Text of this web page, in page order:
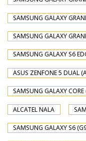
SAMSUNG GALAXY
SAMSUNG GALAXY
SAMSUNG GALAXY S6
ASUS ZENFONE 5 DUAL
SAMSUNG GALAXY
ALCATEL NALA
SAMSUNG GALAXY S6